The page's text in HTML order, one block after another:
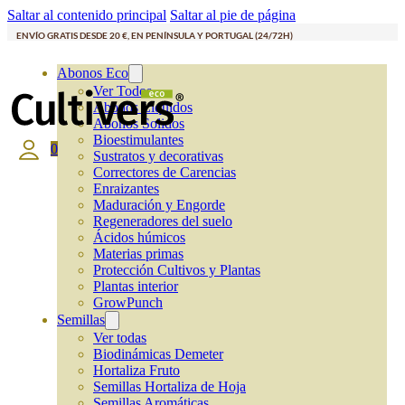
Saltar al contenido principal Saltar al pie de página
ENVÍO GRATIS DESDE 20 €, EN PENÍNSULA Y PORTUGAL (24/72H)
Abonos Eco
Ver Todos
Abonos Líquidos
Abonos Solidos
Bioestimulantes
Sustratos y decorativas
Correctores de Carencias
Enraizantes
Maduración y Engorde
Regeneradores del suelo
Ácidos húmicos
Materias primas
Protección Cultivos y Plantas
Plantas interior
GrowPunch
Semillas
Ver todas
Biodinámicas Demeter
Hortaliza Fruto
Semillas Hortaliza de Hoja
0